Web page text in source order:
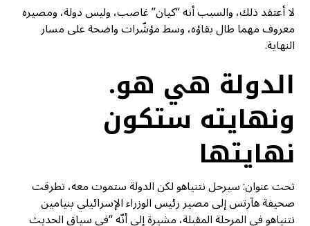
لا أعتقد ذلك، والسبب أنه “كيان” غاصب، وليس دولة، ومصيره
معروف مهما طال بقاؤه، وسط مؤشّرات واضحة على مسار
النهاية.
الدولة هي هو.
ونهايته ستكون
نهايتها
تحت عنوان: سيرحل نتنياهو لكن الدولة ستموت معه، تطرقت
صحيفة هآرتس إلى مصير رئيس الوزراء الإسرائيلي بنيامين
نتنياهو في المرحلة المقبلة، مشيرة إلى أنّه “في سياق الحديث